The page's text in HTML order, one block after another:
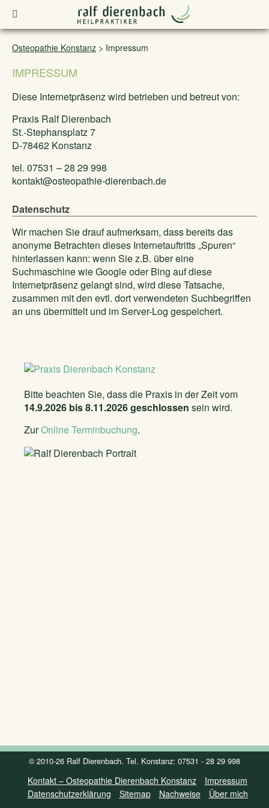
Osteopathie Konstanz > Impressum
IMPRESSUM
Diese Internetpräsenz wird betrieben und betreut von:
Praxis Ralf Dierenbach
St.-Stephansplatz 7
D-78462 Konstanz
tel. 07531 – 28 29 998
kontakt@osteopathie-dierenbach.de
Datenschutz
Wir machen Sie drauf aufmerksam, dass bereits das
anonyme Betrachten dieses Internetauftritts „Spuren“
hinterlassen kann: wenn Sie z.B. über eine
Suchmaschine wie Google oder Bing auf diese
Internetpräsenz gelangt sind, wird diese Tatsache,
zusammen mit den evtl. dort verwendeten Suchbegriffen
an uns übermittelt und im Server-Log gespeichert.
Bitte beachten Sie, dass die Praxis in der Zeit vom
14.9.2026 bis 8.11.2026 geschlossen sein wird.
ZurOnline Terminbuchung.
© 2010-26 Ralf Dierenbach. Tel. Konstanz: 07531 - 28 29 998
Kontakt – Osteopathie Dierenbach Konstanz
Impressum
Datenschutzerklärung
Sitemap Nachweise Über mich